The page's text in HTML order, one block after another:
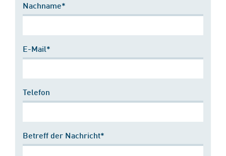
Nachname*
E-Mail*
Telefon
Betreff der Nachricht*